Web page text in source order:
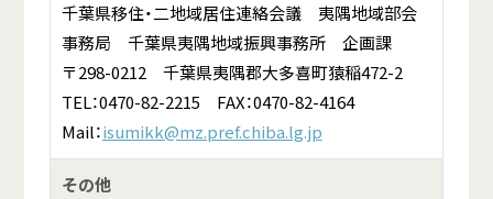
千葉県移住・二地域居住連絡会議 夷隅地域部会
事務局 千葉県夷隅地域振興事務所 企画課
〒298-0212 千葉県夷隅郡大多喜町猿稲472-2
TEL：0470-82-2215 FAX：0470-82-4164
Mail：isumikk@mz.pref.chiba.lg.jp
その他